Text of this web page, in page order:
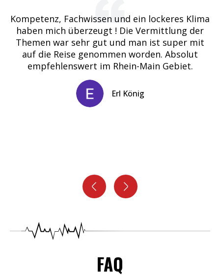
Kompetenz, Fachwissen und ein lockeres Klima
haben mich überzeugt ! Die Vermittlung der
Themen war sehr gut und man ist super mit
auf die Reise genommen worden. Absolut
empfehlenswert im Rhein-Main Gebiet.
Erl König
FAQ